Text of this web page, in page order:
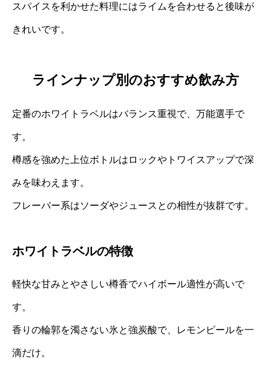
スパイスを利かせた料理にはライムを合わせると後味が
きれいです。
ラインナップ別のおすすめ飲み方
定番のホワイトラベルはバランス重視で、万能選手で
す。
樽感を強めた上位ボトルはロックやトワイスアップで深
みを味わえます。
フレーバー系はソーダやジュースとの相性が抜群です。
ホワイトラベルの特徴
軽快な甘みとやさしい樽香でハイボール適性が高いで
す。
香りの輪郭を濁さない氷と強炭酸で、レモンピールを一
滴だけ。